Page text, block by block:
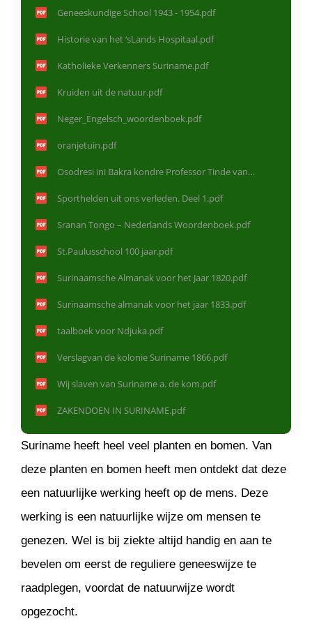
Geneeskundige School 1943 - 1954.pdf
Historie van het ‘sLands Hospitaal.pdf
Katholieke Verkenners Suriname.pdf
Kruiden uit de natuur.pdf
Neger_Engelsch_woordenboek.pdf
oranjetuin.pdf
Osodresi ini Bakra kondre Professor Tinde van
Sporthelden uit ons verleden. Deel 1.pdf
Sranan Tongo – Nederlands Woordenboek.pdf
St.Paulusschool 100 jaar.pdf
Surinaamsche Almanak voor het Jaar 1820.pdf
Surinaamsche almanak voor het jaar 1833.pdf
taalboek voor Ndjuka.pdf
Verslagvan de kolonie Suriname 1866.pdf
Wij slaven van Suriname a. de kom.pdf
ZAKENDOEN IN SURINAME.pdf
Suriname heeft heel veel planten en bomen. Van
deze planten en bomen heeft men ontdekt dat deze
een natuurlijke werking heeft op de mens. Deze
werking is een natuurlijke wijze om mensen te
genezen. Wel is bij ziekte altijd handig en aan te
bevelen om eerst de reguliere geneeswijze te
raadplegen, voordat de natuurwijze wordt
opgezocht.